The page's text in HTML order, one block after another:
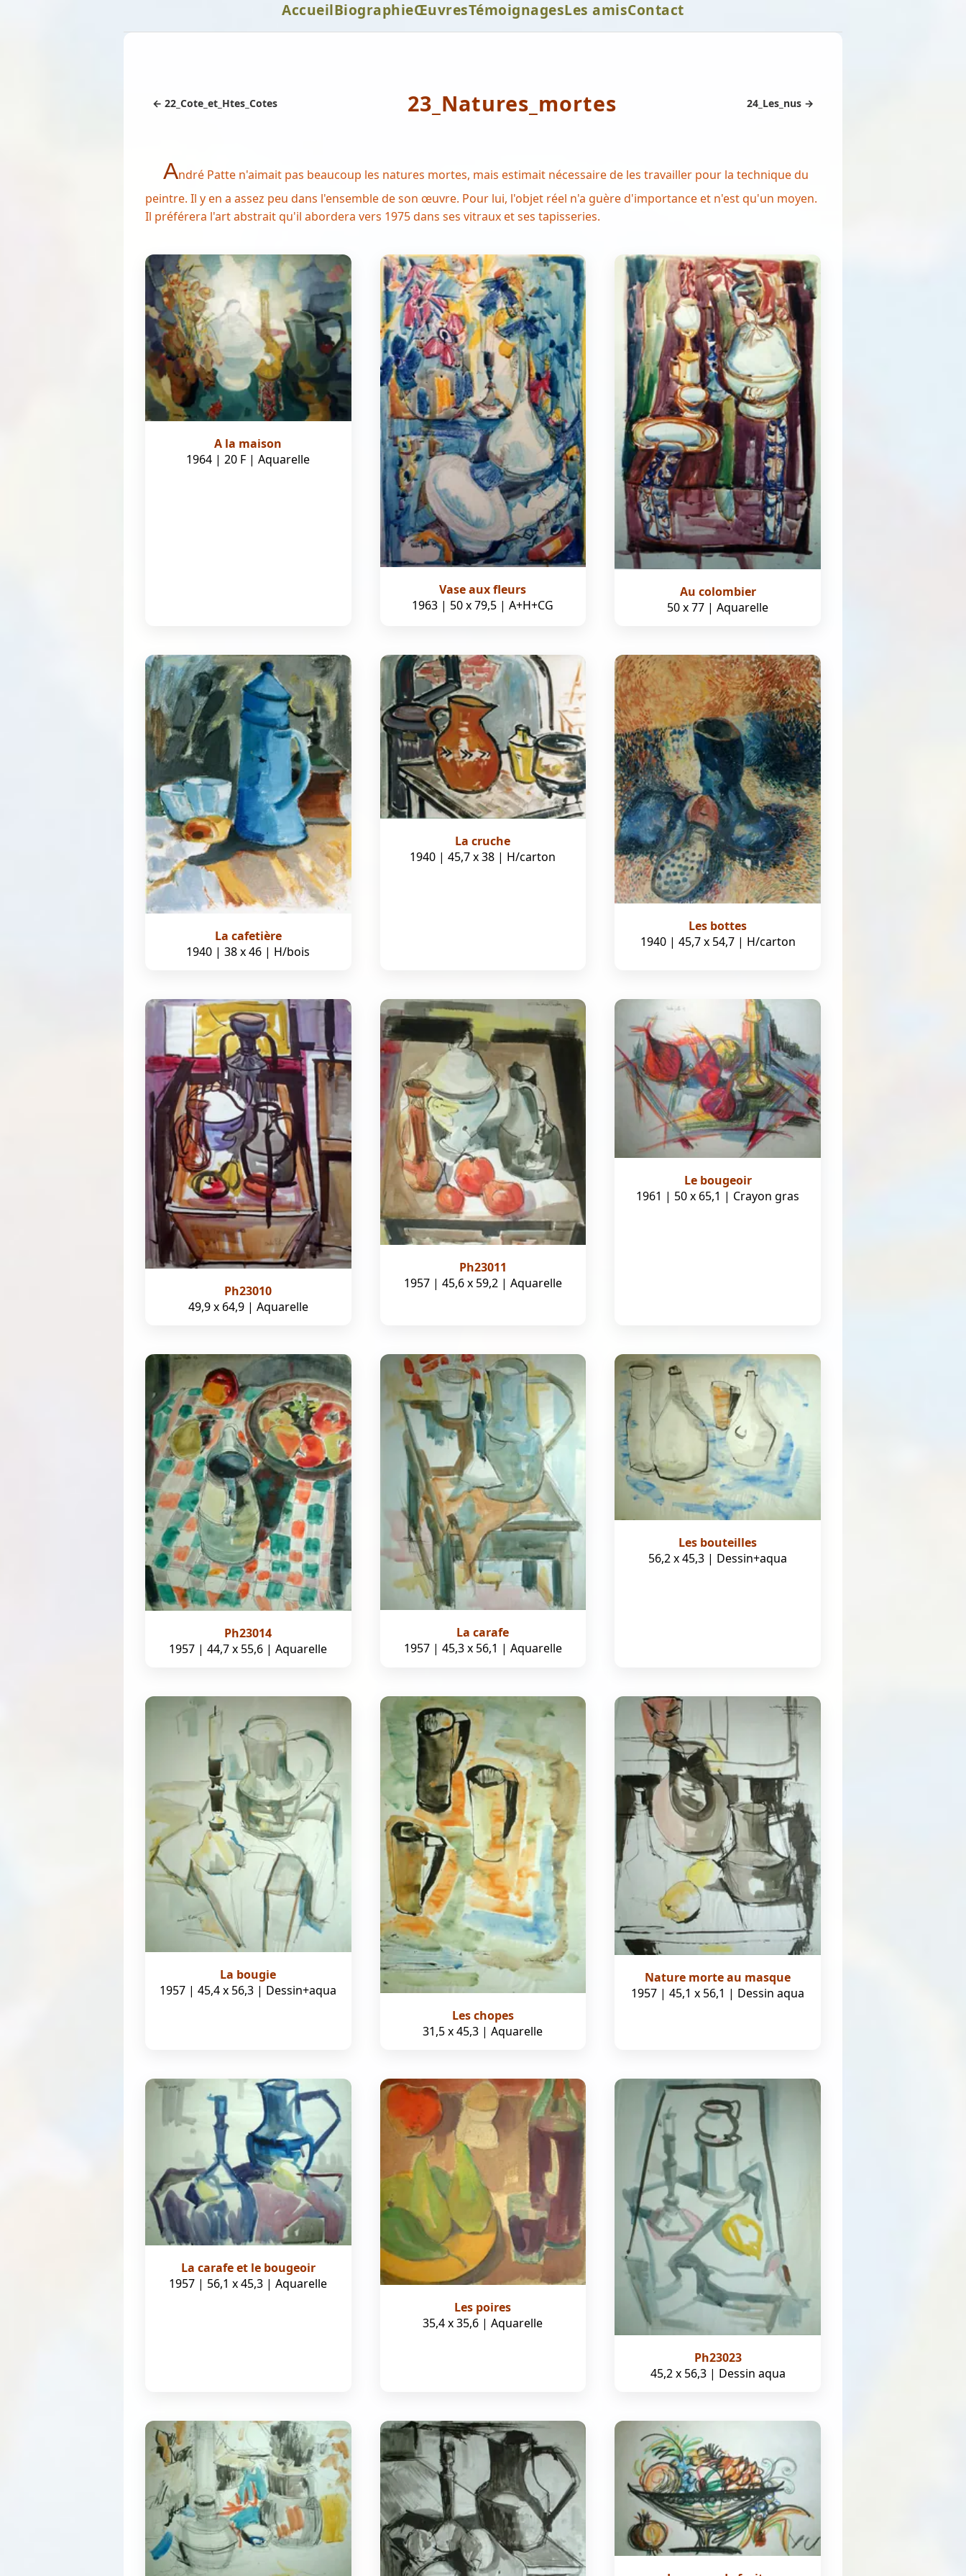
AccueilBiographieŒuvresTémoignagesLes amisContact
← 22_Cote_et_Htes_Cotes 23_Natures_mortes 24_Les_nus →
André Patte n'aimait pas beaucoup les natures mortes, mais estimait nécessaire de les travailler pour la technique du
peintre. Il y en a assez peu dans l'ensemble de son œuvre. Pour lui, l'objet réel n'a guère d'importance et n'est qu'un moyen.
Il préférera l'art abstrait qu'il abordera vers 1975 dans ses vitraux et ses tapisseries.
A la maison
1964 | 20 F | Aquarelle
Vase aux fleurs
1963 | 50 x 79,5 | A+H+CG
Au colombier
50 x 77 | Aquarelle
La cafetière
1940 | 38 x 46 | H/bois
La cruche
1940 | 45,7 x 38 | H/carton
Les bottes
1940 | 45,7 x 54,7 | H/carton
Ph23010
49,9 x 64,9 | Aquarelle
Ph23011
1957 | 45,6 x 59,2 | Aquarelle
Le bougeoir
1961 | 50 x 65,1 | Crayon gras
Ph23014
1957 | 44,7 x 55,6 | Aquarelle
La carafe
1957 | 45,3 x 56,1 | Aquarelle
Les bouteilles
56,2 x 45,3 | Dessin+aqua
La bougie
1957 | 45,4 x 56,3 | Dessin+aqua
Les chopes
31,5 x 45,3 | Aquarelle
Nature morte au masque
1957 | 45,1 x 56,1 | Dessin aqua
La carafe et le bougeoir
1957 | 56,1 x 45,3 | Aquarelle
Les poires
35,4 x 35,6 | Aquarelle
Ph23023
45,2 x 56,3 | Dessin aqua